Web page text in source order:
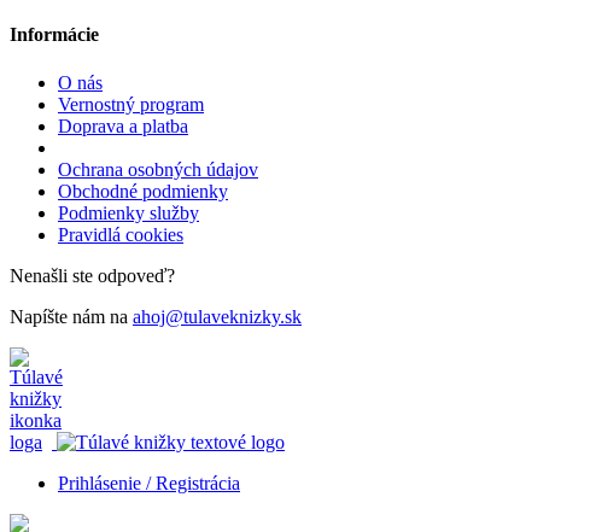
Informácie
O nás
Vernostný program
Doprava a platba
Ochrana osobných údajov
Obchodné podmienky
Podmienky služby
Pravidlá cookies
Nenašli ste odpoveď?
Napíšte nám na ahoj@tulaveknizky.sk
Prihlásenie / Registrácia